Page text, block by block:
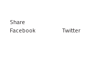
Share
Facebook
Twitter